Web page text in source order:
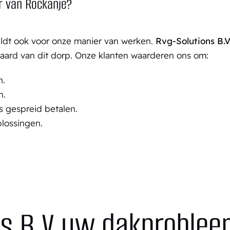
van Rockanje?
ook voor onze manier van werken. Rvg-Solutions B.V
van dit dorp. Onze klanten waarderen ons om:
gespreid betalen.